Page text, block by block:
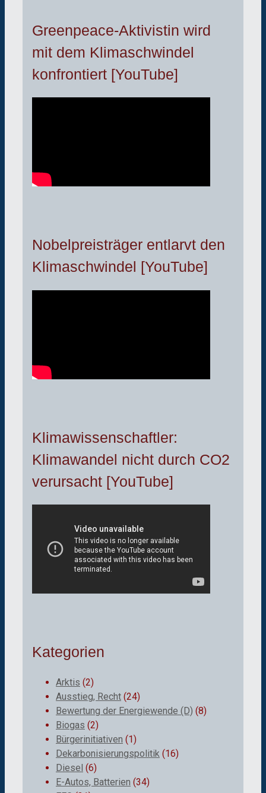
Greenpeace-Aktivistin wird
mit dem Klimaschwindel
konfrontiert [YouTube]
Nobelpreisträger entlarvt den
Klimaschwindel [YouTube]
Klimawissenschaftler:
Klimawandel nicht durch CO2
verursacht [YouTube]
Kategorien
Arktis (2)
Ausstieg, Recht (24)
Bewertung der Energiewende (D) (8)
Biogas (2)
Bürgerinitiativen (1)
Dekarbonisierungspolitik (16)
Diesel (6)
E-Autos, Batterien (34)